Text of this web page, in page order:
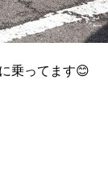
乗ってます😊